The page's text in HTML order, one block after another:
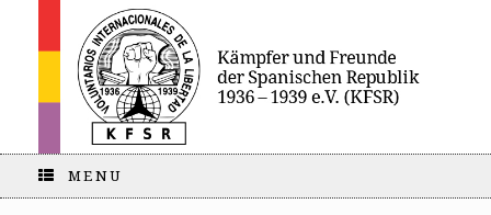
MENU